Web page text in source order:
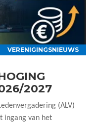
VERENIGINGSNIEUWS
2027
(ALV)
ingang van het